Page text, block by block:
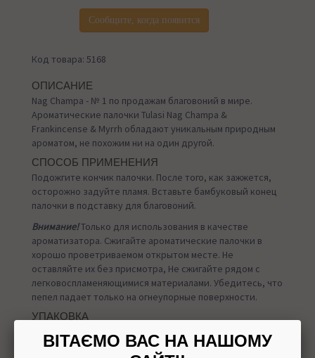
Сообщите, когда появится
Код товара: 5168
ОПИСАНИЕ
Nag Champa - № 1 по продажам благовоний в мире.
Ароматические палочки Tulasi Nag Champa &
Frankincense & Myrrh обладают уникальным природным
ароматом, не похожим ни на один другой.
СПОСОБ ПРИМЕНЕНИЯ
Подожгите кончик палочки. После того, как зажжется,
осторожно задуйте пламя. Вставьте бамбуковый конец
палочки в подставку для благовоний.
Внимание!Только для использования в качестве
ароматизатора. Сжигайте ароматические палочки в
хорошо проветриваемом открытом месте. Не
оставляйте их без присмотра, Не сжигайте рядом с
легковоспламеняющимися материалами. Убедитесь, что
пепел падает только на огнеупорные поверхности.
УПАКОВКА
ВІТАЄМО ВАС НА НАШОМУ